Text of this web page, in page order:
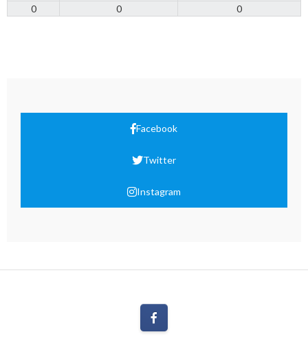
0
0 0
Facebook
Twitter
Instagram